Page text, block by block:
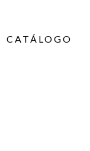
CATÁLOGO